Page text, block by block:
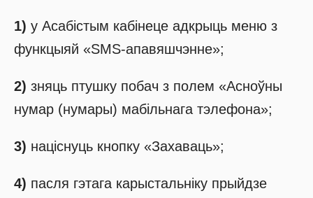
1) у Асабістым кабінеце адкрыць меню з
функцыяй «SMS-апавяшчэнне»;
2) зняць птушку побач з полем «Асноўны
нумар (нумары) мабільнага тэлефона»;
3) націснуць кнопку «Захаваць»;
4) пасля гэтага карыстальніку прыйдзе